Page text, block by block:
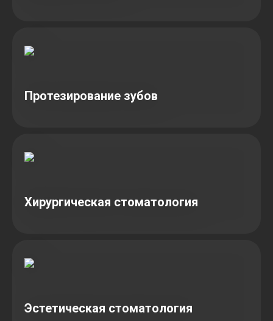
Протезирование зубов
Хирургическая стоматология
Эстетическая стоматология